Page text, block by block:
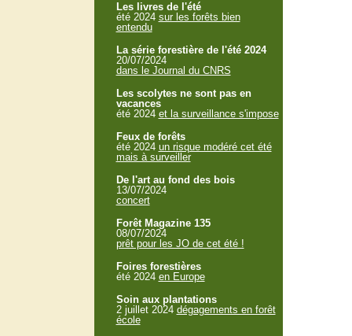
Les livres de l'été
été 2024 sur les forêts bien
entendu
La série forestière de l'été 2024
20/07/2024
dans le Journal du CNRS
Les scolytes ne sont pas en
vacances
été 2024 et la surveillance s'impose
Feux de forêts
été 2024 un risque modéré cet été
mais à surveiller
De l'art au fond des bois
13/07/2024
concert
Forêt Magazine 135
08/07/2024
prêt pour les JO de cet été !
Foires forestières
été 2024 en Europe
Soin aux plantations
2 juillet 2024 dégagements en forêt
école